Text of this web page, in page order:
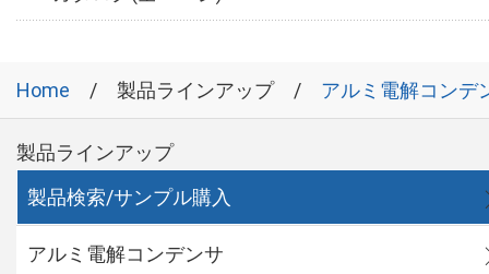
Home 製品ラインアップ アルミ電解コンデ
製品ラインアップ
製品検索/サンプル購入
アルミ電解コンデンサ